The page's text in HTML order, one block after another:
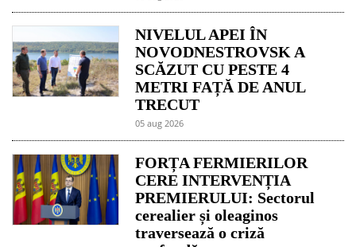
NIVELUL APEI ÎN
NOVODNESTROVSK A
SCĂZUT CU PESTE 4
METRI FAȚĂ DE ANUL
TRECUT
05 aug 2026
FORȚA FERMIERILOR
CERE INTERVENȚIA
PREMIERULUI: Sectorul
cerealier și oleaginos
traversează o criză